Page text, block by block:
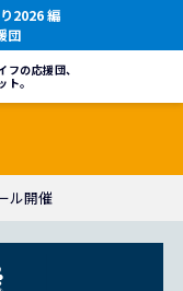
2026 編
団
フの応援団、
ト。
ル開催